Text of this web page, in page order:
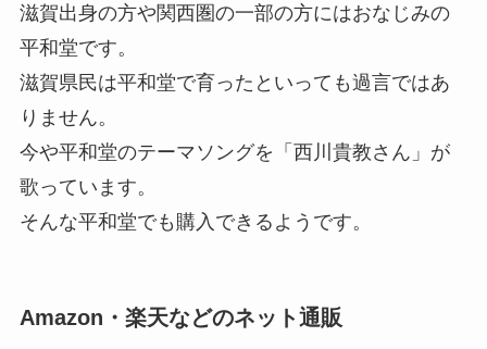
滋賀出身の方や関西圏の一部の方にはおなじみの
平和堂です。
滋賀県民は平和堂で育ったといっても過言ではあ
りません。
今や平和堂のテーマソングを「西川貴教さん」が
歌っています。
そんな平和堂でも購入できるようです。
Amazon・楽天などのネット通販